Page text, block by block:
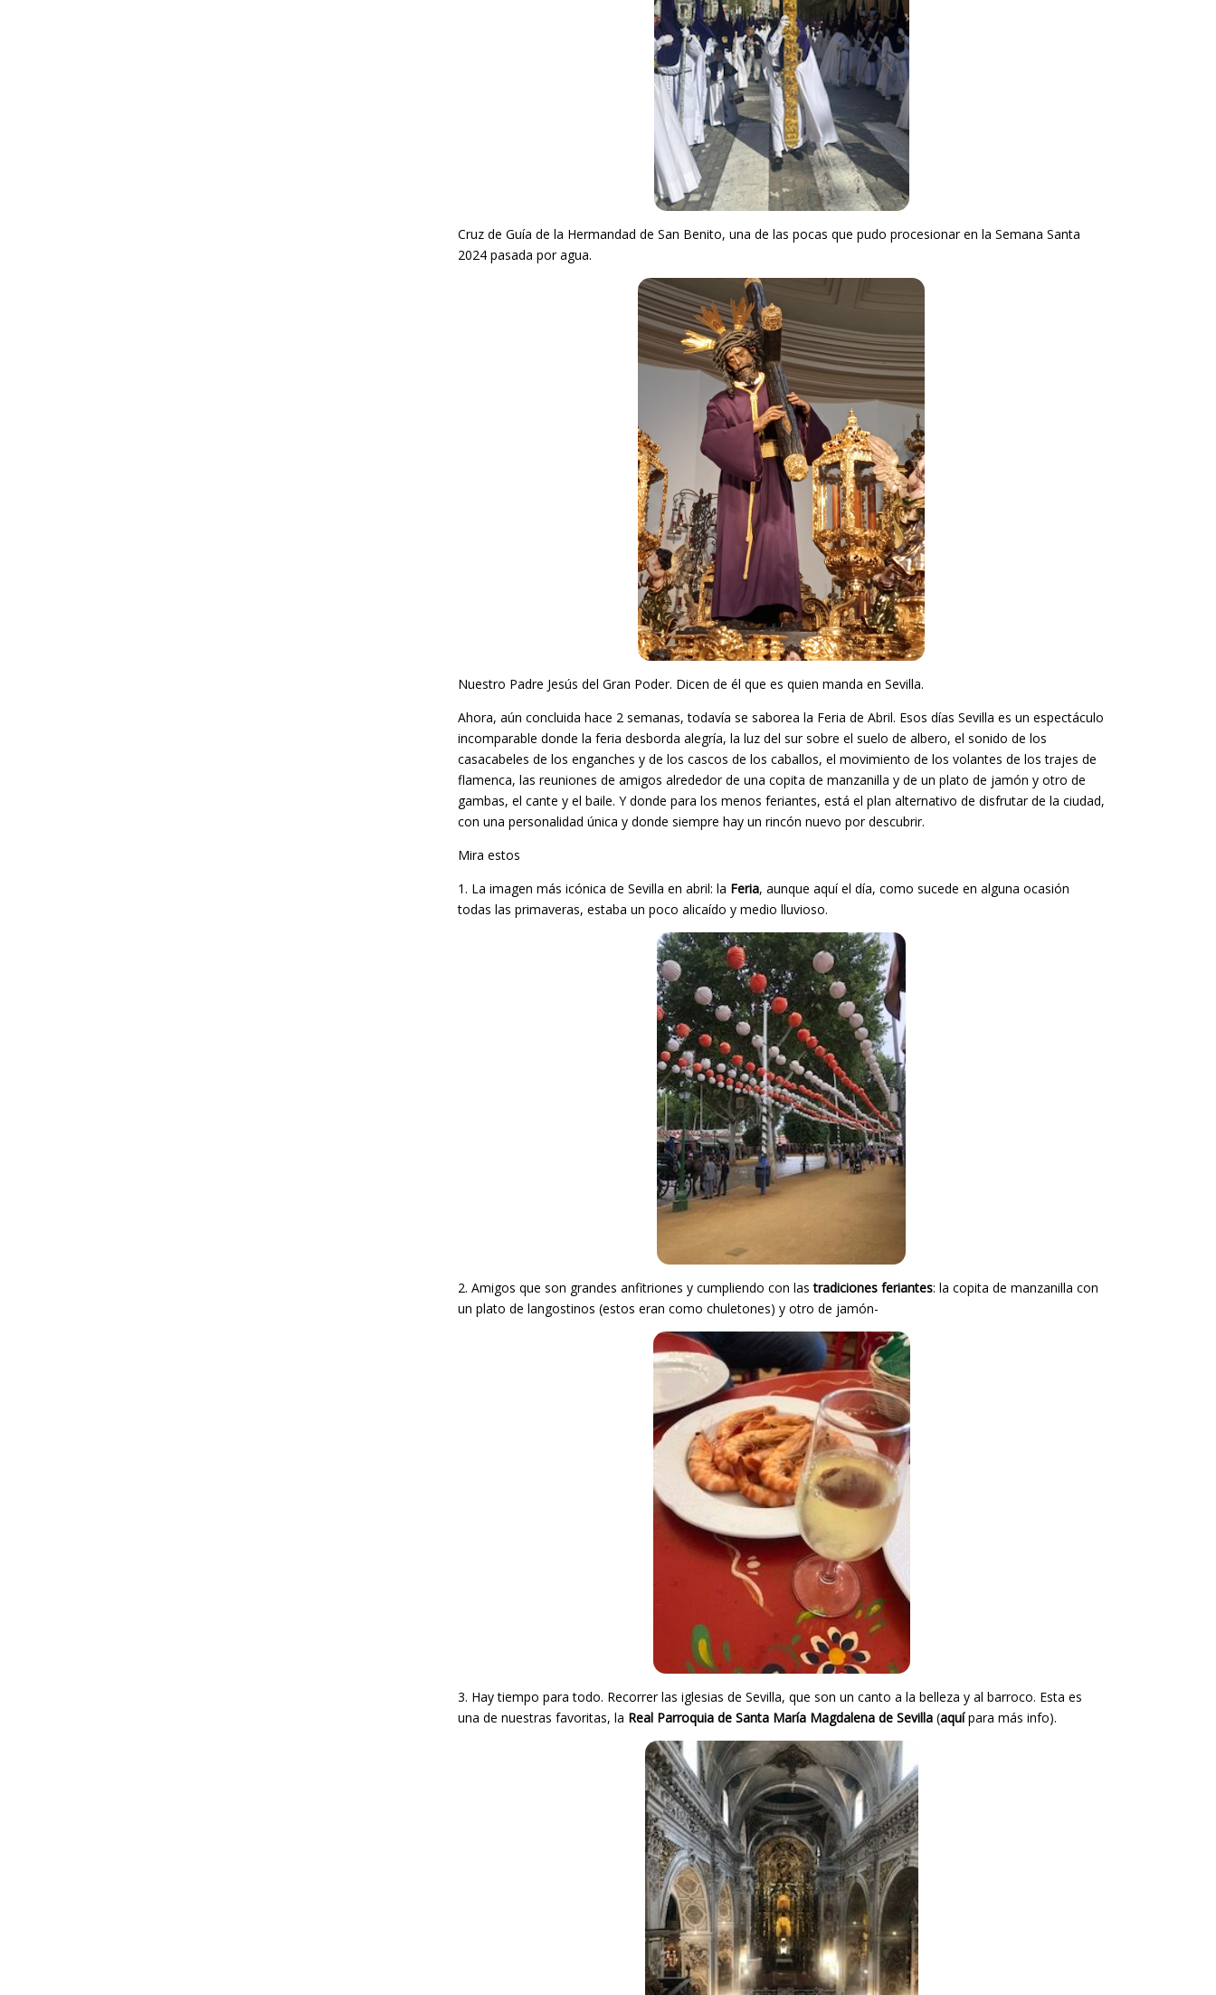
Cruz de Guía de la Hermandad de San Benito, una de las pocas que pudo procesionar en la Semana Santa
2024 pasada por agua.
Nuestro Padre Jesús del Gran Poder. Dicen de él que es quien manda en Sevilla.
Ahora, aún concluida hace 2 semanas, todavía se saborea la Feria de Abril. Esos días Sevilla es un espectáculo
incomparable donde la feria desborda alegría, la luz del sur sobre el suelo de albero, el sonido de los
casacabeles de los enganches y de los cascos de los caballos, el movimiento de los volantes de los trajes de
flamenca, las reuniones de amigos alrededor de una copita de manzanilla y de un plato de jamón y otro de
gambas, el cante y el baile. Y donde para los menos feriantes, está el plan alternativo de disfrutar de la ciudad,
con una personalidad única y donde siempre hay un rincón nuevo por descubrir.
Mira estos
1. La imagen más icónica de Sevilla en abril: la Feria, aunque aquí el día, como sucede en alguna ocasión
todas las primaveras, estaba un poco alicaído y medio lluvioso.
2. Amigos que son grandes anfitriones y cumpliendo con lastradiciones feriantes: la copita de manzanilla con
un plato de langostinos (estos eran como chuletones) y otro de jamón-
3. Hay tiempo para todo. Recorrer las iglesias de Sevilla, que son un canto a la belleza y al barroco. Esta es
una de nuestras favoritas, la Real Parroquia de Santa María Magdalena de Sevilla(aquípara más info).